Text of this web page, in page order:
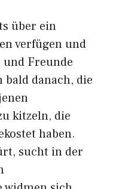
über ein
verfügen und
Freunde
bald danach, die
kitzeln, die
haben.
sucht in der